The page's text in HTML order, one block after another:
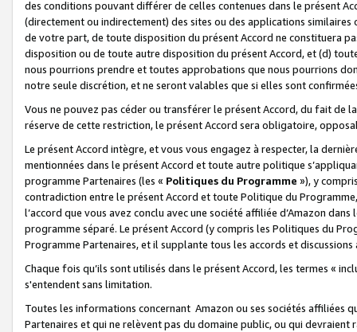
des conditions pouvant différer de celles contenues dans le présent
(directement ou indirectement) des sites ou des applications
de votre part, de toute disposition du présent Accord ne constituera
disposition ou de toute autre disposition du présent Accord, et (d)
nous pourrions prendre et toutes approbations que nous pourrions
notre seule discrétion, et ne seront valables que si elles sont
Vous ne pouvez pas céder ou transférer le présent Accord, du fait de
réserve de cette restriction, le présent Accord sera obligatoire,
Le présent Accord intègre, et vous vous engagez à respecter, la
mentionnées dans le présent Accord et toute autre politique
programme Partenaires (les « Politiques du Programme »), y
contradiction entre le présent Accord et toute Politique du
l’accord que vous avez conclu avec une société affiliée d’Amazon
programme séparé. Le présent Accord (y compris les Politiques du
Programme Partenaires, et il supplante tous les accords et discussions
Chaque fois qu’ils sont utilisés dans le présent Accord, les termes «
s'entendent sans limitation.
Toutes les informations concernant Amazon ou ses sociétés affiliées
Partenaires et qui ne relèvent pas du domaine public, ou qui